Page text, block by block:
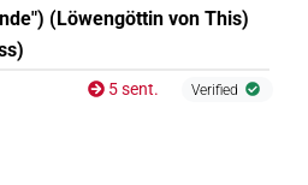
(Löwengöttin von This)
5 sent. Verified